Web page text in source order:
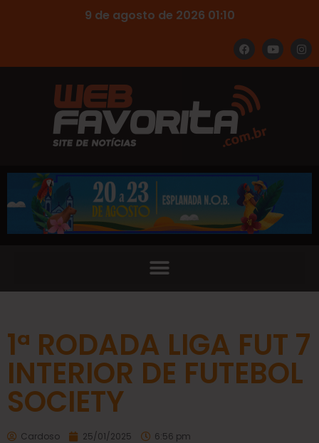
9 de agosto de 2026 01:10
1ª RODADA LIGA FUT 7
INTERIOR DE FUTEBOL
SOCIETY
Cardoso 25/01/2025 6:56 pm